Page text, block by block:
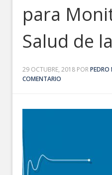
para
Salud de
29 OCTUBRE, 2018 PORPEDRO
COMENTARIO